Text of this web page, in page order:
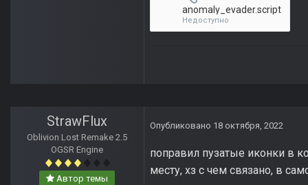
anomaly_evader.script
Недоступно
StrawFlux
Oblivion Lost Remake 2.5
OGSR Engine
Автор темы
Опубликовано 18 октября, 2022
поправил пузатые иконки в
месту, хз с чем связано, в